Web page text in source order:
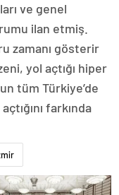
ve genel
ilan etmiş.
zamanı gösterir
yol açtığı hiper
tüm Türkiye’de
farkında